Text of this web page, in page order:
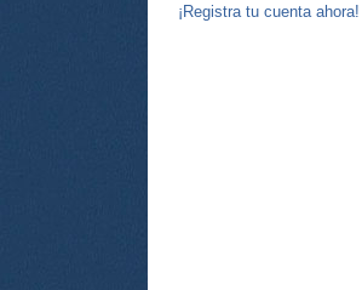
¡Registra tu cuenta ahora!